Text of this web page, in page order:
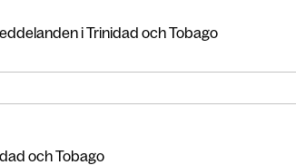
i Trinidad och Tobago
och Tobago